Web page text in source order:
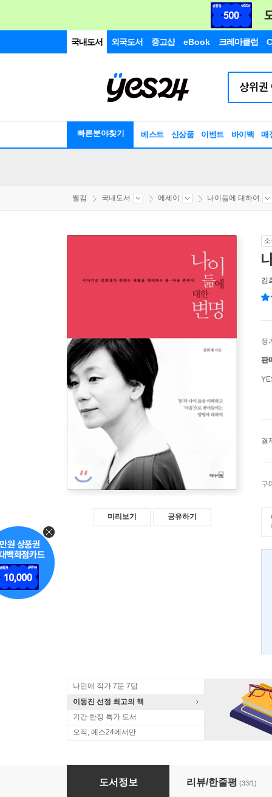
국내도서 외국도서 중고샵 eBook 크레마클럽
빠른분야찾기 베스트 신상품 이벤트 바이백 매
웰컴 국내도서 에세이 나이듦에 대하여
미리보기 공유하기
김
정
판
결
구
나민애 작가 7문 7답
이동진 선정 최고의 책
기간 한정 특가 도서
오직, 예스24에서만
나이 듦에 대한 변명
도서정보 리뷰/한줄평 (33/1)